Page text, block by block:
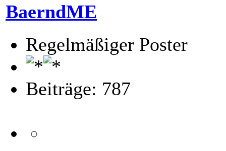
BaerndME
Regelmäßiger Poster
Beiträge: 787